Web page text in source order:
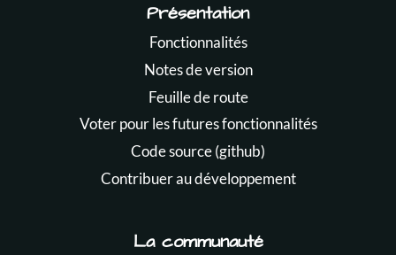
Présentation
Fonctionnalités
Notes de version
Feuille de route
Voter pour les futures fonctionnalités
Code source (github)
Contribuer au développement
La communauté